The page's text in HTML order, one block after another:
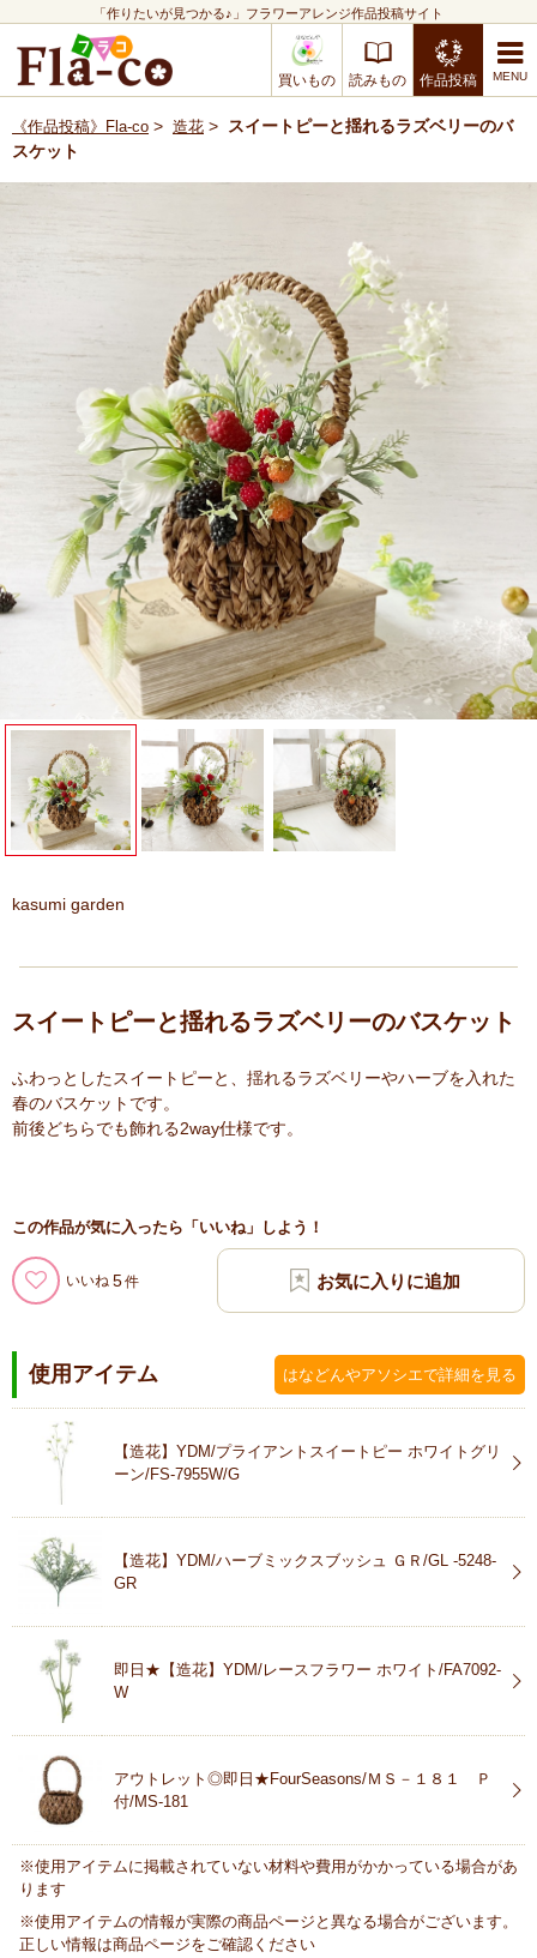
「作りたいが見つかる♪」フラワーアレンジ作品投稿サイト
買いもの 読みもの 作品投稿
《作品投稿》Fla-co > 造花 >
スイートピーと揺れるラズベリーのバ
スケット
kasumi garden
スイートピーと揺れるラズベリーのバスケット
ふわっとしたスイートピーと、揺れるラズベリーやハーブを入れた
春のバスケットです。
前後どちらでも飾れる2way仕様です。
この作品が気に入ったら「いいね」しよう！
いいね 5
使用アイテム はなどんやアソシエで詳細を見る
【造花】YDM/プライアントスイートピー ホワイトグリ
ーン/FS-7955W/G
【造花】YDM/ハーブミックスブッシュ ＧＲ/GL -5248-
GR
即日★【造花】YDM/レースフラワー ホワイト/FA7092-
W
アウトレット◎即日★FourSeasons/ＭＳ－１８１ Ｐ
付/MS-181
※使用アイテムに掲載されていない材料や費用がかかっている場合があ
ります
※使用アイテムの情報が実際の商品ページと異なる場合がございます。
正しい情報は商品ページをご確認ください